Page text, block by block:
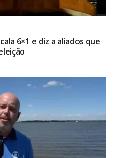
6×1 e diz a aliados que